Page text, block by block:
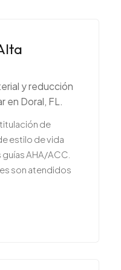
y reducción
en Doral, FL.
de
estilo de vida
AHA/ACC.
son atendidos